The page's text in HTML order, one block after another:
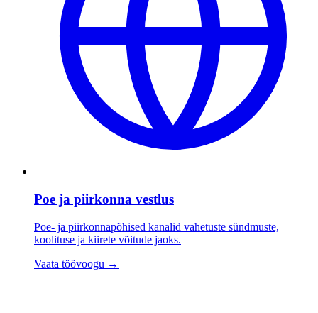
Poe ja piirkonna vestlus
Poe- ja piirkonnapõhised kanalid vahetuste sündmuste,
koolituse ja kiirete võitude jaoks.
Vaata töövoogu →